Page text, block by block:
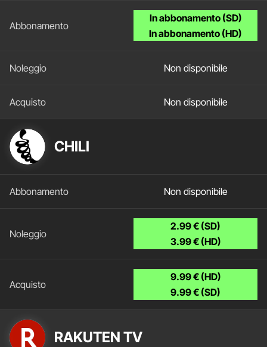
In abbonamento (SD)
In abbonamento (HD)
Non disponibile
Non disponibile
CHILI
Non disponibile
2.99 € (SD)
3.99 € (HD)
9.99 € (HD)
9.99 € (SD)
RAKUTEN TV